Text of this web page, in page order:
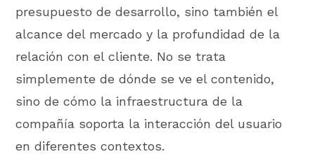
presupuesto de desarrollo, sino también el
alcance del mercado y la profundidad de la
relación con el cliente. No se trata
simplemente de dónde se ve el contenido,
sino de cómo la infraestructura de la
compañía soporta la interacción del usuario
en diferentes contextos.